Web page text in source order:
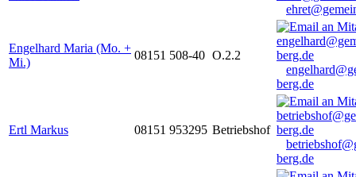
Engelhard Maria (Mo. +
Mi.)
08151 508-40 O.2.2
berg.de
Ertl Markus 08151 953295 Betriebshof
berg.de